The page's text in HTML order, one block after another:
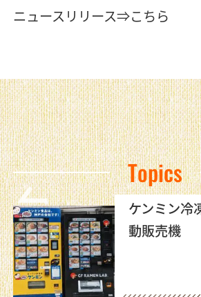
ニュースリリース⇒こちら
Topics
ケンミン冷
動販売機